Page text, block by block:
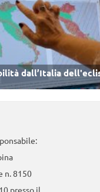
dall’Italia
n. 8150